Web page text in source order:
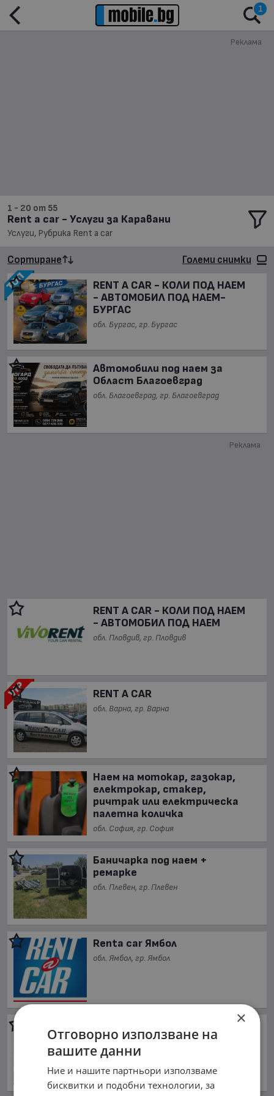
Реклама
1
1 - 20 от 55
Rent a car - Услуги за Каравани
Услуги, Рубрика Rent a car
Сортиране Големи снимки
RENT A CAR - КОЛИ ПОД НАЕМ
- АВТОМОБИЛ ПОД НАЕМ-
БУРГАС
обл. Бургас, гр. Бургас
Автомобили под наем за
Област Благоевград
обл. Благоевград, гр. Благоевград
Реклама
RENT A CAR - КОЛИ ПОД НАЕМ
- АВТОМОБИЛ ПОД НАЕМ
обл. Пловдив, гр. Пловдив
RENT A CAR
обл. Варна, гр. Варна
Наем на мотокар, газокар,
електрокар, стакер,
ричтрак или електрическа
палетна количка
обл. София, гр. София
Баничарка под наем +
ремарке
обл. Плевен, гр. Плевен
Renta car Ямбол
обл. Ямбол, гр. Ямбол
VIVARO
обл. София, гр. София
×
Отговорно използване на
вашите данни
Ние и нашите партньори използваме
бисквитки и подобни технологии, за